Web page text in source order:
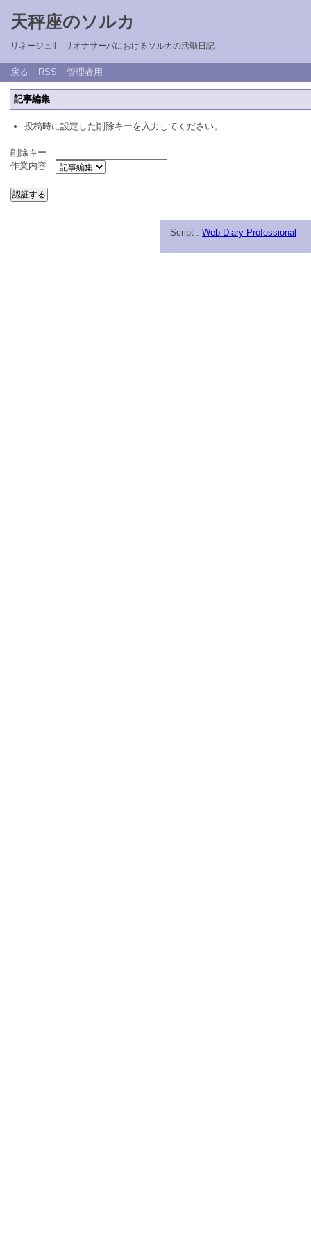
天秤座のソルカ
リネージュII リオナサーバにおけるソルカの活動日記
戻る RSS 管理者用
記事編集
投稿時に設定した削除キーを入力してください。
削除キー
作業内容
Script : Web Diary Professional